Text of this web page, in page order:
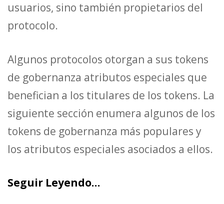
usuarios, sino también propietarios del
protocolo.
Algunos protocolos otorgan a sus tokens
de gobernanza atributos especiales que
benefician a los titulares de los tokens. La
siguiente sección enumera algunos de los
tokens de gobernanza más populares y
los atributos especiales asociados a ellos.
Seguir Leyendo…